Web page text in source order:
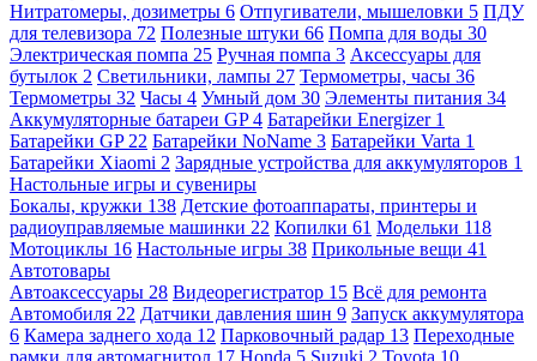
Нитратомеры, дозиметры 6 Отпугиватели, мышеловки 5 ПДУ
для телевизора 72 Полезные штуки 66 Помпа для воды 30
Электрическая помпа 25 Ручная помпа 3 Аксессуары для
бутылок 2 Светильники, лампы 27 Термометры, часы 36
Термометры 32 Часы 4 Умный дом 30 Элементы питания 34
Аккумуляторные батареи GP4 Батарейки Energizer 1
Батарейки GP 22 Батарейки NoName 3 Батарейки Varta 1
Батарейки Xiaomi 2 Зарядные устройства для аккумуляторов 1
Настольные игры и сувениры
Бокалы, кружки 138 Детские фотоаппараты, принтеры и
радиоуправляемые машинки 22 Копилки 61 Модельки 118
Мотоциклы 16 Настольные игры 38 Прикольные вещи 41
Автотовары
Автоаксессуары 28 Видеорегистратор 15 Всё для ремонта
Автомобиля 22 Датчики давления шин 9 Запуск аккумулятора
6 Камера заднего хода 12 Парковочный радар 13 Переходные
рамки для автомагнитол 17 Honda 5 Suzuki 2 Toyota 10